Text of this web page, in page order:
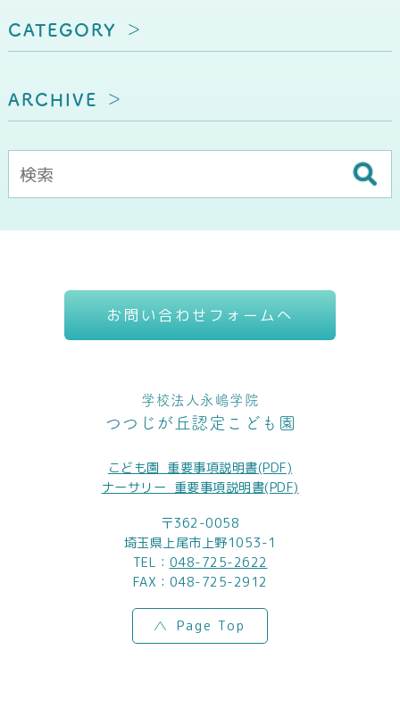
CATEGORY
ARCHIVE
お問い合わせフォームへ
学校法人永嶋学院
つつじが丘認定こども園
こども園_重要事項説明書(PDF)
ナーサリー_重要事項説明書(PDF)
〒362-0058
埼玉県上尾市上野1053-1
TEL： 048-725-2622
FAX：048-725-2912
Page Top